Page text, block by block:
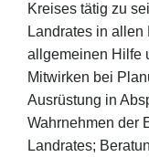
Kreises tätig zu
Landrates in
allgemeinen Hilfe
Mitwirken bei
Ausrüstung in
Wahrnehmen der
Landrates;